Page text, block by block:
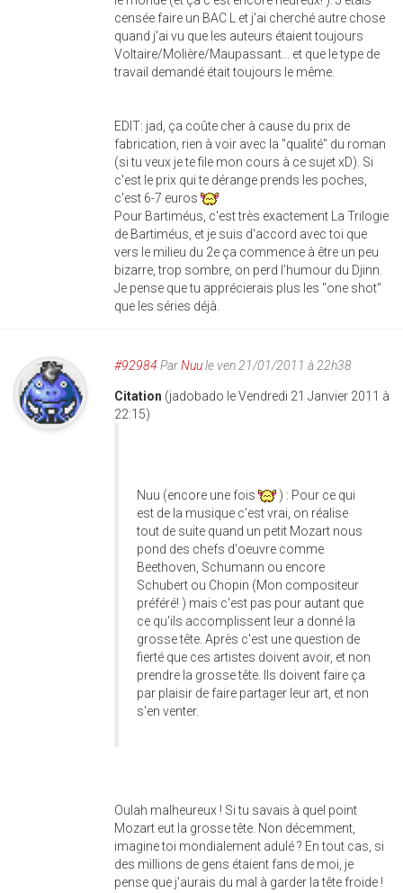
censée faire un BAC L et j'ai cherché autre chose
quand j'ai vu que les auteurs étaient toujours
Voltaire/Molière/Maupassant... et que le type de
travail demandé était toujours le même.
EDIT: jad, ça coûte cher à cause du prix de
fabrication, rien à voir avec la "qualité" du roman
(si tu veux je te file mon cours à ce sujet xD). Si
c'est le prix qui te dérange prends les poches,
c'est 6-7 euros
Pour Bartiméus, c'est très exactement La Trilogie
de Bartiméus, et je suis d'accord avec toi que
vers le milieu du 2e ça commence à être un peu
bizarre, trop sombre, on perd l'humour du Djinn.
Je pense que tu apprécierais plus les "one shot"
que les séries déjà.
#92984 ParNuule ven 21/01/2011 à 22h38
Citation (jadobado le Vendredi 21 Janvier 2011 à
22:15)
Nuu (encore une fois
) : Pour ce qui
est de la musique c'est vrai, on réalise
tout de suite quand un petit Mozart nous
pond des chefs d'oeuvre comme
Beethoven, Schumann ou encore
Schubert ou Chopin (Mon compositeur
préféré! ) mais c'est pas pour autant que
ce qu'ils accomplissent leur a donné la
grosse tête. Après c'est une question de
fierté que ces artistes doivent avoir, et non
prendre la grosse tête. Ils doivent faire ça
par plaisir de faire partager leur art, et non
s'en venter.
Oulah malheureux ! Si tu savais à quel point
Mozart eut la grosse tête. Non décemment,
imagine toi mondialement adulé ? En tout cas, si
des millions de gens étaient fans de moi, je
pense que j'aurais du mal à garder la tête froide !